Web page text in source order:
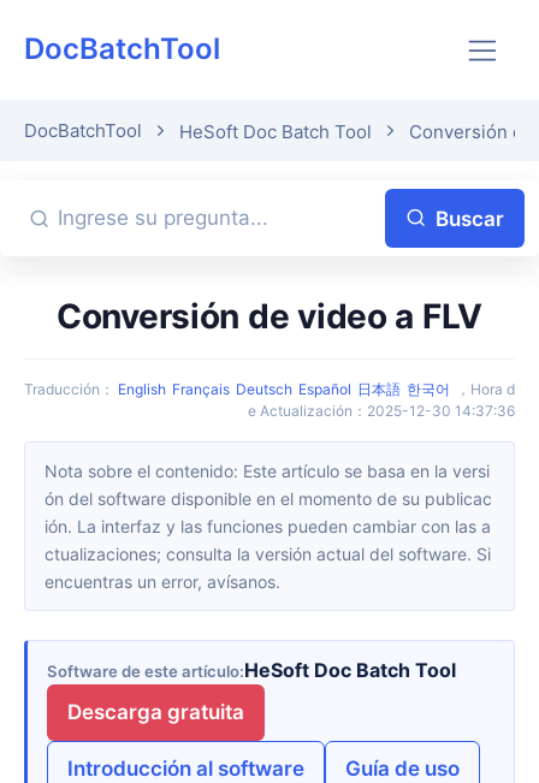
DocBatchTool
DocBatchTool HeSoft Doc Batch Tool Conversión de
Buscar
Conversión de video a FLV
Traducción ： English Français Deutsch Español 日本語 한국어 ， Hora d
e Actualización ： 2025-12-30 14:37:36
Nota sobre el contenido: Este artículo se basa en la versi
ón del software disponible en el momento de su publicac
ión. La interfaz y las funciones pueden cambiar con las a
ctualizaciones; consulta la versión actual del software. Si
encuentras un error, avísanos.
Software de este artículo HeSoft Doc Batch Tool
Descarga gratuita
Introducción al software Guía de uso